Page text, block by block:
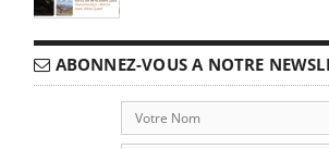
ABONNEZ-VOUS A NOTRE